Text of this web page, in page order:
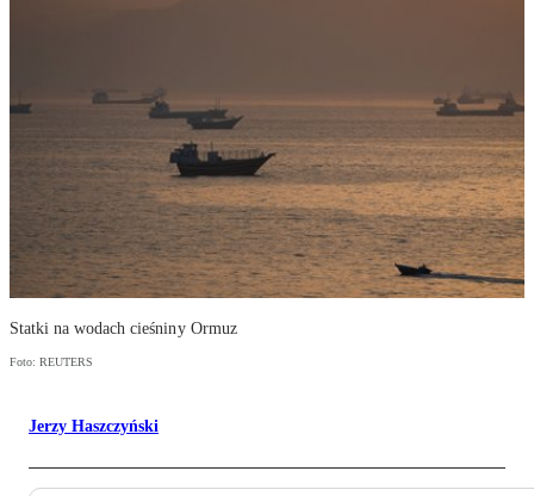
Statki na wodach cieśniny Ormuz
Foto: REUTERS
Jerzy Haszczyński